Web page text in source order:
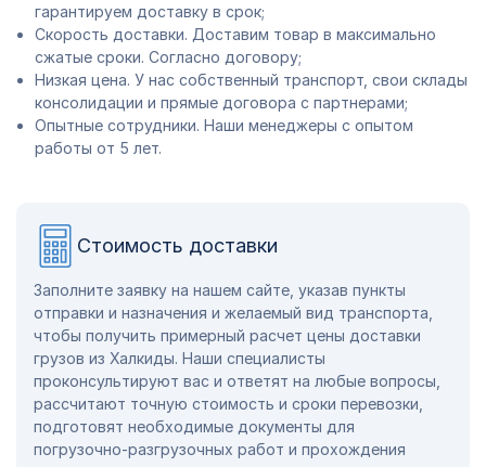
гарантируем доставку в срок;
Скорость доставки. Доставим товар в максимально
сжатые сроки. Согласно договору;
Низкая цена. У нас собственный транспорт, свои склады
консолидации и прямые договора с партнерами;
Опытные сотрудники. Наши менеджеры с опытом
работы от 5 лет.
Стоимость доставки
Заполните заявку на нашем сайте, указав пункты
отправки и назначения и желаемый вид транспорта,
чтобы получить примерный расчет цены доставки
грузов из Халкиды. Наши специалисты
проконсультируют вас и ответят на любые вопросы,
рассчитают точную стоимость и сроки перевозки,
подготовят необходимые документы для
погрузочно-разгрузочных работ и прохождения